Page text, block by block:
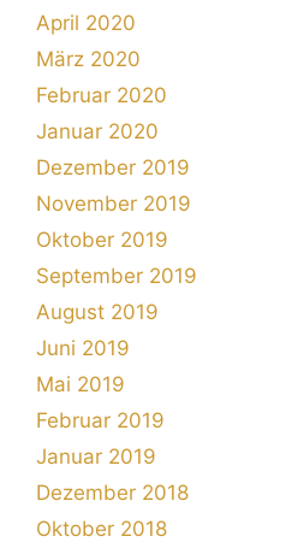
April 2020
März 2020
Februar 2020
Januar 2020
Dezember 2019
November 2019
Oktober 2019
September 2019
August 2019
Juni 2019
Mai 2019
Februar 2019
Januar 2019
Dezember 2018
Oktober 2018